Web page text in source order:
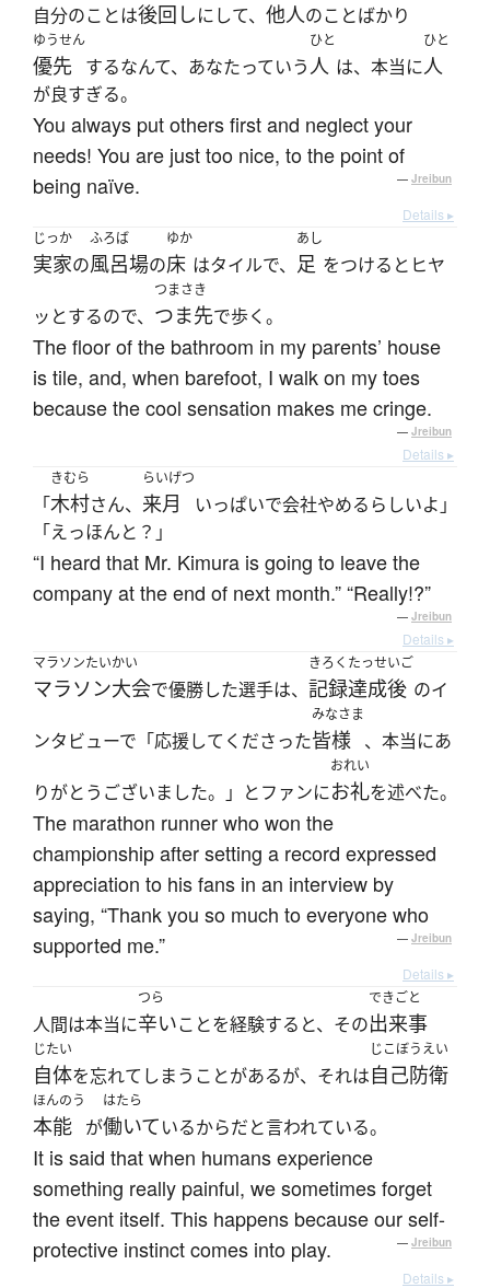
自分のことは後回しにして、 他人のことばかり
ゆうせん
優先 するなんて、あなたっていう
ひと
人 は、本当に
ひと
人
が良すぎる。
You always put others first and neglect your
needs! You are just too nice, to the point of
being naïve.
— Jreibun
Details ▸
じっか
実家の
ふろば
風呂場の
ゆか
床 はタイルで、
あし
足 をつけるとヒヤ
ッとするので、
つまさき
つま先で歩く。
The floor of the bathroom in my parents’ house
is tile, and, when barefoot, I walk on my toes
because the cool sensation makes me cringe.
— Jreibun
Details ▸
「
きむら
木村さん、
らいげつ
来月
いっぱいで会社やめるらしいよ」
「えっほんと？」
“I heard that Mr. Kimura is going to leave the
company at the end of next month.” “Really!?”
— Jreibun
Details ▸
マラソンたいかい
マラソン大会で優勝した選手は、
きろくたっせいご
記録達成後 のイ
ンタビューで「応援してくださった
みなさま
皆様 、本当にあ
りがとうございました。」とファンに
おれい
お礼を述べた。
The marathon runner who won the
championship after setting a record expressed
appreciation to his fans in an interview by
saying, “Thank you so much to everyone who
supported me.”
— Jreibun
Details ▸
人間は本当に
つら
辛いことを経験すると、その
できごと
出来事
じたい
自体を忘れてしまうことがあるが、それは
じこぼうえい
自己防衛
ほんのう
本能 が
はたら
働いているからだと言われている。
It is said that when humans experience
something really painful, we sometimes forget
the event itself. This happens because our self-
protective instinct comes into play.
— Jreibun
Details ▸